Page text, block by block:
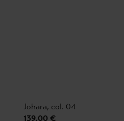
Johara, col. 04
139,00 €